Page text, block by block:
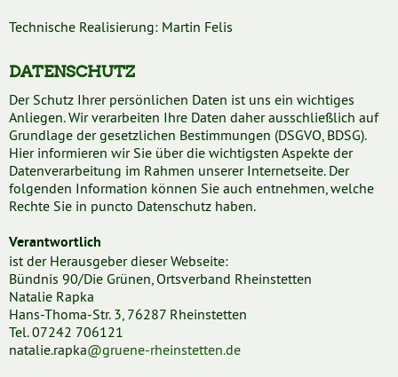
Technische Realisierung: Martin Felis
DATENSCHUTZ
Der Schutz Ihrer persönlichen Daten ist uns ein wichtiges
Anliegen. Wir verarbeiten Ihre Daten daher ausschließlich auf
Grundlage der gesetzlichen Bestimmungen (DSGVO, BDSG).
Hier informieren wir Sie über die wichtigsten Aspekte der
Datenverarbeitung im Rahmen unserer Internetseite. Der
folgenden Information können Sie auch entnehmen, welche
Rechte Sie in puncto Datenschutz haben.
Verantwortlich
ist der Herausgeber dieser Webseite:
Bündnis 90/Die Grünen, Ortsverband Rheinstetten
Natalie Rapka
Hans-Thoma-Str. 3, 76287 Rheinstetten
Tel. 07242 706121
natalie.rapka@gruene-rheinstetten.de